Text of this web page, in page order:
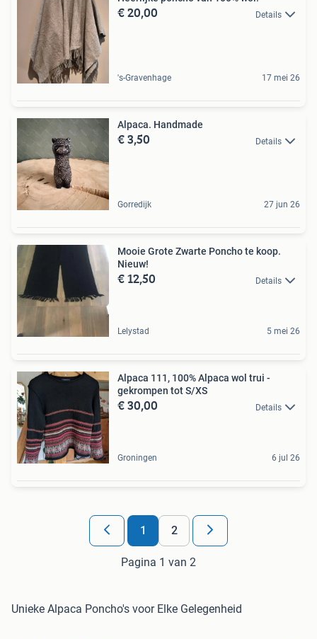
€ 20,00 Details
's-Gravenhage 17 mei 26
Alpaca. Handmade
€ 3,50 Details
Gorredijk 27 jun 26
Mooie Grote Zwarte Poncho te koop.
Nieuw!
€ 12,50 Details
Lelystad 5 mei 26
Alpaca 111, 100% Alpaca wol trui -
gekrompen tot S/XS
€ 30,00 Details
Groningen 6 jul 26
1 2
Pagina 1 van 2
Unieke Alpaca Poncho's voor Elke Gelegenheid